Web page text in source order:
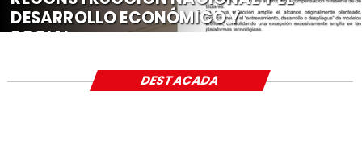
DESARROLLO ECONÓMICO Y
SOCIAL
DESTACADA